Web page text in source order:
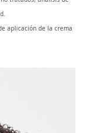
aplicación de la crema